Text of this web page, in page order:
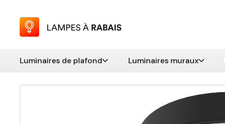
Luminaires de plafond Luminaires muraux